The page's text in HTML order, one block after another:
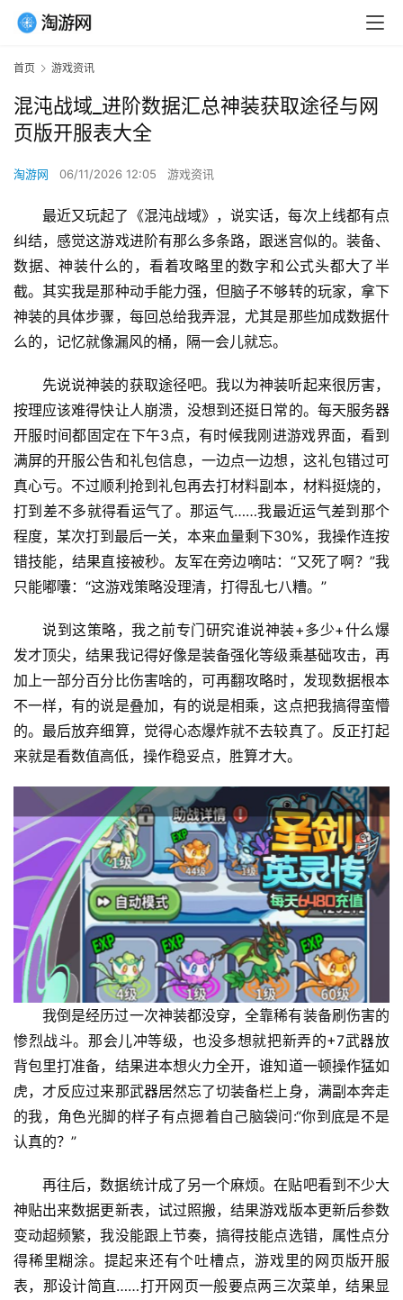
首页 游戏资讯
混沌战域_进阶数据汇总神装获取途径与网
页版开服表大全
淘游网 06/11/2026 12:05 游戏资讯
最近又玩起了《混沌战域》，说实话，每次上线都有点
纠结，感觉这游戏进阶有那么多条路，跟迷宫似的。装备、
数据、神装什么的，看着攻略里的数字和公式头都大了半
截。其实我是那种动手能力强，但脑子不够转的玩家，拿下
神装的具体步骤，每回总给我弄混，尤其是那些加成数据什
么的，记忆就像漏风的桶，隔一会儿就忘。
先说说神装的获取途径吧。我以为神装听起来很厉害，
按理应该难得快让人崩溃，没想到还挺日常的。每天服务器
开服时间都固定在下午3点，有时候我刚进游戏界面，看到
满屏的开服公告和礼包信息，一边点一边想，这礼包错过可
真心亏。不过顺利抢到礼包再去打材料副本，材料挺烧的，
打到差不多就得看运气了。那运气……我最近运气差到那个
程度，某次打到最后一关，本来血量剩下30%，我操作连按
错技能，结果直接被秒。友军在旁边嘀咕：“又死了啊？”我
只能嘟囔：“这游戏策略没理清，打得乱七八糟。”
说到这策略，我之前专门研究谁说神装+多少+什么爆
发才顶尖，结果我记得好像是装备强化等级乘基础攻击，再
加上一部分百分比伤害啥的，可再翻攻略时，发现数据根本
不一样，有的说是叠加，有的说是相乘，这点把我搞得蛮懵
的。最后放弃细算，觉得心态爆炸就不去较真了。反正打起
来就是看数值高低，操作稳妥点，胜算才大。
我倒是经历过一次神装都没穿，全靠稀有装备刷伤害的
惨烈战斗。那会儿冲等级，也没多想就把新弄的+7武器放
背包里打准备，结果进本想火力全开，谁知道一顿操作猛如
虎，才反应过来那武器居然忘了切装备栏上身，满副本奔走
的我，角色光脚的样子有点摁着自己脑袋问:“你到底是不是
认真的？”
再往后，数据统计成了另一个麻烦。在贴吧看到不少大
神贴出来数据更新表，试过照搬，结果游戏版本更新后参数
变动超频繁，我没能跟上节奏，搞得技能点选错，属性点分
得稀里糊涂。提起来还有个吐槽点，游戏里的网页版开服
表，那设计简直……打开网页一般要点两三次菜单，结果显